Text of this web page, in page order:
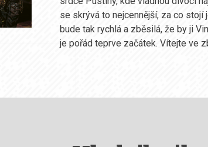
se skrývá to nejcennější, za co stojí
bude tak rychlá a zběsilá, že by ji
je pořád teprve začátek. Vítejte ve